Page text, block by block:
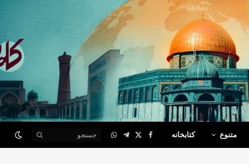
متنوع کتابخانه Facebook
X
(Twitter)
Telegram
WhatsApp